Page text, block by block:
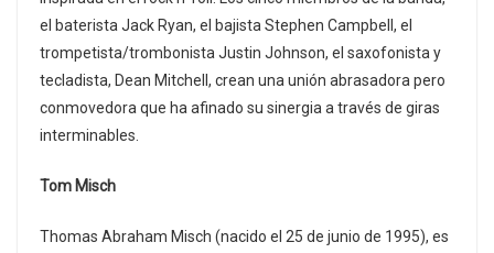
el baterista Jack Ryan, el bajista Stephen Campbell, el
trompetista/trombonista Justin Johnson, el saxofonista y
tecladista, Dean Mitchell, crean una unión abrasadora pero
conmovedora que ha afinado su sinergia a través de giras
interminables.
Tom Misch
Thomas Abraham Misch (nacido el 25 de junio de 1995), es